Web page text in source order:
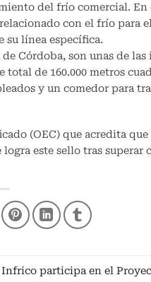
del frío comercial. En
con el frío para
su línea específica.
Córdoba, son unas de
de 160.000 metros
y un comedor para
(OEC) que acredita
este sello tras superar
Infrico participa en el